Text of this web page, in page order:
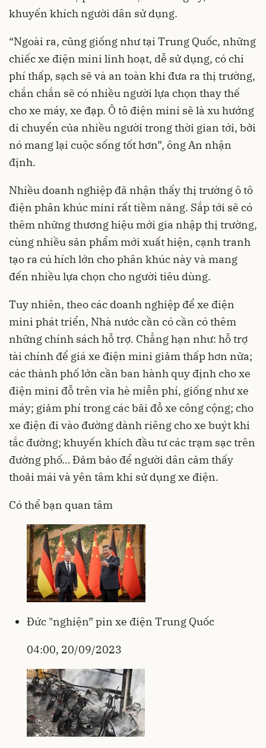
khuyến khích người dân sử dụng.
“Ngoài ra, cũng giống như tại Trung Quốc, những
chiếc xe điện mini linh hoạt, dễ sử dụng, có chi
phí thấp, sạch sẽ và an toàn khi đưa ra thị trường,
chắn chắn sẽ có nhiều người lựa chọn thay thế
cho xe máy, xe đạp. Ô tô điện mini sẽ là xu hướng
di chuyển của nhiều người trong thời gian tới, bởi
nó mang lại cuộc sống tốt hơn”, ông An nhận
định.
Nhiều doanh nghiệp đã nhận thấy thị trường ô tô
điện phân khúc mini rất tiềm năng. Sắp tới sẽ có
thêm những thương hiệu mới gia nhập thị trường,
cùng nhiều sản phẩm mới xuất hiện, cạnh tranh
tạo ra cú hích lớn cho phân khúc này và mang
đến nhiều lựa chọn cho người tiêu dùng.
Tuy nhiên, theo các doanh nghiệp để xe điện
mini phát triển, Nhà nước cần có cần có thêm
những chính sách hỗ trợ. Chẳng hạn như: hỗ trợ
tài chính để giá xe điện mini giảm thấp hơn nữa;
các thành phố lớn cần ban hành quy định cho xe
điện mini đỗ trên vỉa hè miễn phí, giống như xe
máy; giảm phí trong các bãi đỗ xe công cộng; cho
xe điện đi vào đường dành riêng cho xe buýt khi
tắc đường; khuyến khích đầu tư các trạm sạc trên
đường phố… Đảm bảo để người dân cảm thấy
thoải mái và yên tâm khi sử dụng xe điện.
Có thể bạn quan tâm
Đức "nghiện” pin xe điện Trung Quốc
04:00, 20/09/2023